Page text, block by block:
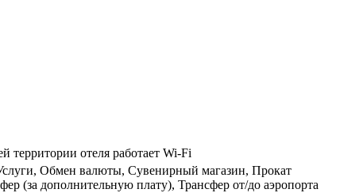
территории отеля работает Wi-Fi
Обмен валюты, Сувенирный магазин, Прокат
(за дополнительную плату), Трансфер от/до аэропорта